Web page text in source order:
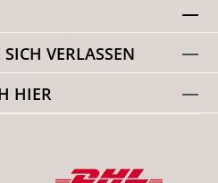
VERLASSEN
HIER